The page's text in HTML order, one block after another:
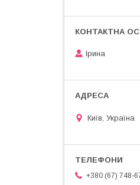
Ірина
Київ, Україна
+380 (67) 748-